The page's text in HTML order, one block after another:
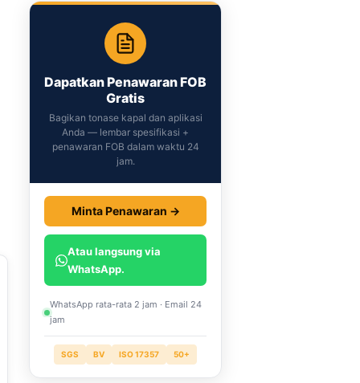
Dapatkan Penawaran FOB
Gratis
Bagikan tonase kapal dan aplikasi
Anda — lembar spesifikasi +
penawaran FOB dalam waktu 24
jam.
Minta Penawaran →
Atau langsung via
WhatsApp.
WhatsApp rata-rata 2 jam · Email 24
jam
SGS BV ISO 17357 50+